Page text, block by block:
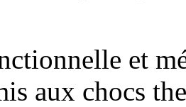
et
aux chocs